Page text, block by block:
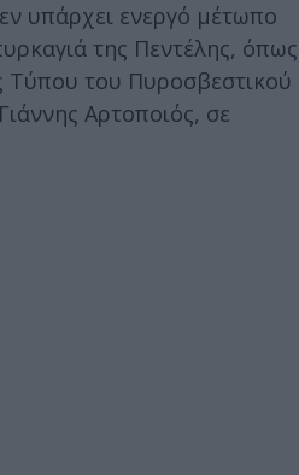
υπάρχει ενεργό μέτωπο
της Πεντέλης, όπως
του Πυροσβεστικού
Αρτοποιός, σε